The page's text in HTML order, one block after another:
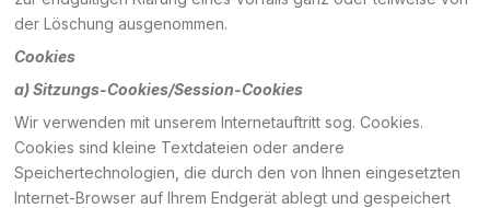
der Löschung ausgenommen.
Cookies
a) Sitzungs-Cookies/Session-Cookies
Wir verwenden mit unserem Internetauftritt sog. Cookies.
Cookies sind kleine Textdateien oder andere
Speichertechnologien, die durch den von Ihnen eingesetzten
Internet-Browser auf Ihrem Endgerät ablegt und gespeichert